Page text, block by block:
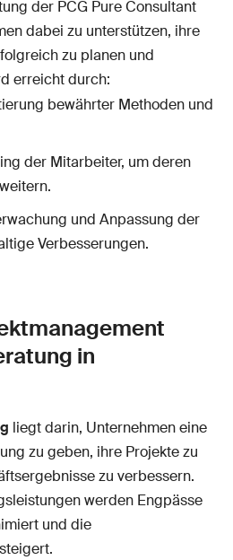
der PCG Pure Consultant
dabei zu unterstützen, ihre
zu planen und
erreicht durch:
bewährter Methoden und
der Mitarbeiter, um deren
und Anpassung der
Verbesserungen.
in
liegt darin, Unternehmen eine
zu geben, ihre Projekte zu
zu verbessern.
werden Engpässe
und die